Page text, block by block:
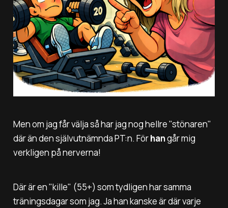
Men om jag får välja så har jag nog hellre "stönaren"
där än den självutnämnda PT:n. Förhangår mig
verkligen på nerverna!
Där är en "kille" (55+) som tydligen har samma
träningsdagar som jag. Ja han kanske är där varje